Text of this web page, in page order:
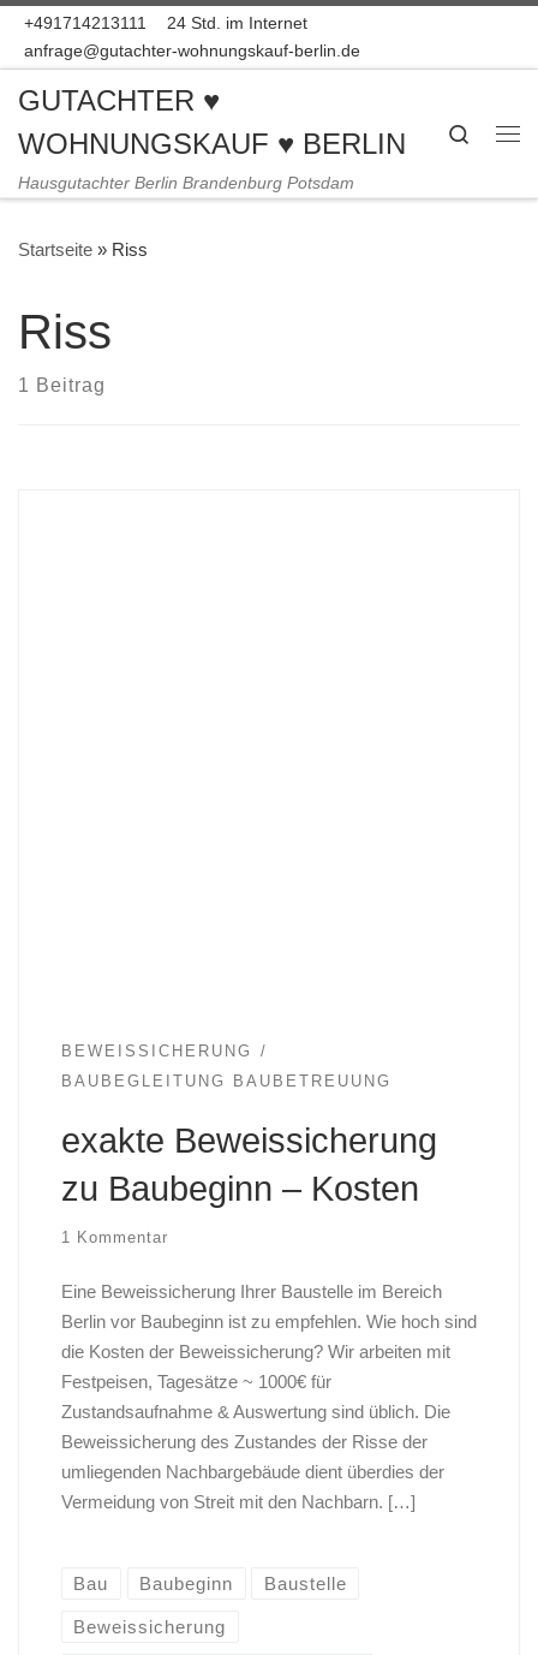
Zum Inhalt springen
+491714213111
24 Std. im Internet
anfrage@gutachter-wohnungskauf-berlin.de
GUTACHTER ♥
WOHNUNGSKAUF ♥ BERLIN
Hausgutachter Berlin Brandenburg Potsdam
Search
Startseite » Riss
Riss
1 Beitrag
BEWEISSICHERUNG
BAUBEGLEITUNG BAUBETREUUNG
exakte Beweissicherung
zu Baubeginn – Kosten
1 Kommentar
Eine Beweissicherung Ihrer Baustelle im Bereich
Berlin vor Baubeginn ist zu empfehlen. Wie hoch sind
die Kosten der Beweissicherung? Wir arbeiten mit
Festpeisen, Tagesätze ~ 1000€ für
Zustandsaufnahme & Auswertung sind üblich. Die
Beweissicherung des Zustandes der Risse der
umliegenden Nachbargebäude dient überdies der
Vermeidung von Streit mit den Nachbarn. […]
Bau Baubeginn Baustelle
Beweissicherung